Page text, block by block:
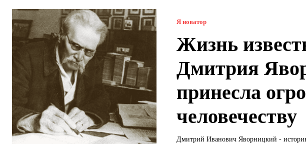
Я новатор
Жизнь
Дмитрия
принесла
человечеству
Дмитрий Иванович Яворницкий -